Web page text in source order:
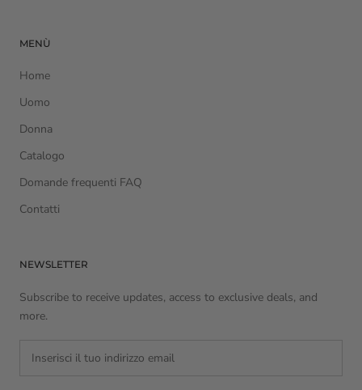
MENÙ
Home
Uomo
Donna
Catalogo
Domande frequenti FAQ
Contatti
NEWSLETTER
Subscribe to receive updates, access to exclusive deals, and
more.